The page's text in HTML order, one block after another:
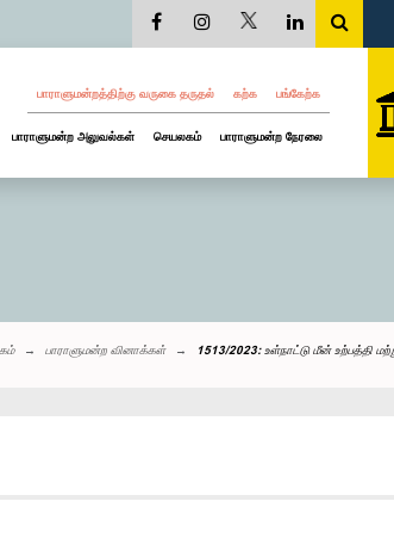
பாராளுமன்றத்திற்கு வருகை தருதல் கற்க பங்கேற்க
பாராளுமன்ற அலுவல்கள் செயலகம் பாராளுமன்ற நேரலை
பாராளுமன்ற வினாக்கள் 1513/2023: உள்நாட்டு மீன் உற்பத்தி